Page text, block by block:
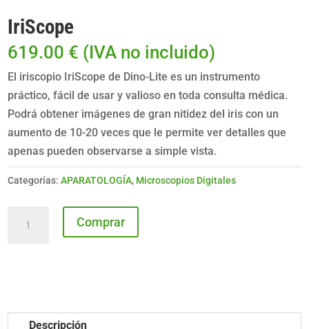
IriScope
619.00 € (IVA no incluido)
El iriscopio IriScope de Dino-Lite es un instrumento
práctico, fácil de usar y valioso en toda consulta médica.
Podrá obtener imágenes de gran nitidez del iris con un
aumento de 10-20 veces que le permite ver detalles que
apenas pueden observarse a simple vista.
Categorías: APARATOLOGÍA, Microscopios Digitales
Comprar
Descripción